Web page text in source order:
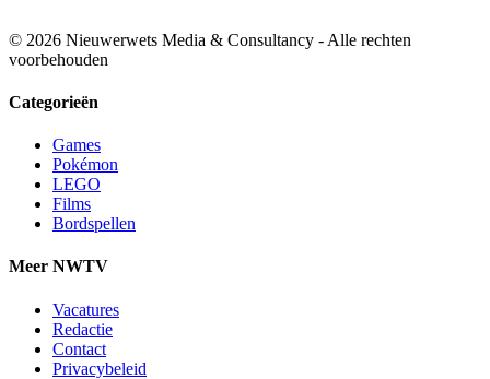
© 2026 Nieuwerwets Media & Consultancy - Alle rechten
voorbehouden
Categorieën
Games
Pokémon
LEGO
Films
Bordspellen
Meer NWTV
Vacatures
Redactie
Contact
Privacybeleid